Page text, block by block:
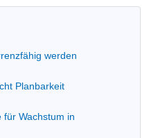
werden
Planbarkeit
Wachstum in